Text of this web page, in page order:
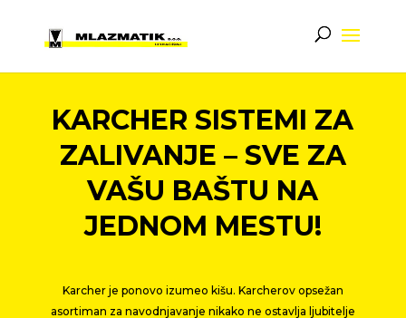
KARCHER SISTEMI ZA
ZALIVANJE – SVE ZA
VAŠU BAŠTU NA
JEDNOM MESTU!
Karcher je ponovo izumeo kišu. Karcherov opsežan
asortiman za navodnjavanje nikako ne ostavlja ljubitelje